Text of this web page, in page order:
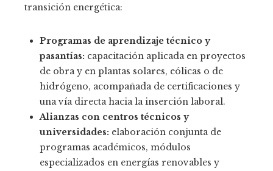
transición energética:
Programas de aprendizaje técnico y
pasantías: capacitación aplicada en proyectos
de obra y en plantas solares, eólicas o de
hidrógeno, acompañada de certificaciones y
una vía directa hacia la inserción laboral.
Alianzas con centros técnicos y
universidades: elaboración conjunta de
programas académicos, módulos
especializados en energías renovables y